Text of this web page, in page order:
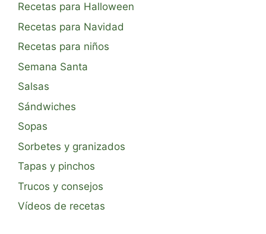
Recetas para Halloween
Recetas para Navidad
Recetas para niños
Semana Santa
Salsas
Sándwiches
Sopas
Sorbetes y granizados
Tapas y pinchos
Trucos y consejos
Vídeos de recetas